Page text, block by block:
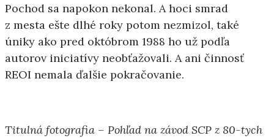
Pochod sa napokon nekonal. A hoci smrad
z mesta ešte dlhé roky potom nezmizol, také
úniky ako pred októbrom 1988 ho už podľa
autorov iniciatívy neobťažovali. A ani činnosť
REOI nemala ďalšie pokračovanie.
Titulná fotografia – Pohľad na závod SCP z 80-tych